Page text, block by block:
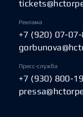
Реклама
+7 (920) 07-
Пресс-служба
+7 (930) 800-